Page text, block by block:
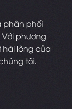
phân phối
Với phương
hài lòng của
tôi.